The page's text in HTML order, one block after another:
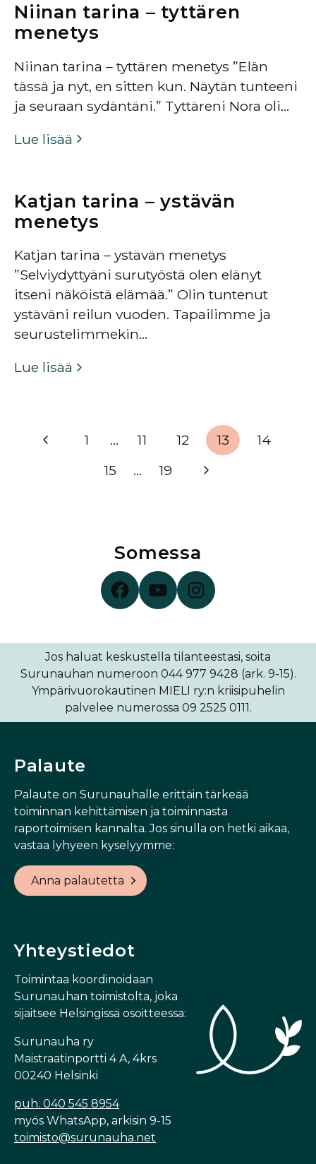
Niinan tarina – tyttären
menetys
Niinan tarina – tyttären menetys ”Elän
tässä ja nyt, en sitten kun. Näytän tunteeni
ja seuraan sydäntäni.” Tyttäreni Nora oli…
Lue lisää
Katjan tarina – ystävän
menetys
Katjan tarina – ystävän menetys
”Selviydyttyäni surutyöstä olen elänyt
itseni näköistä elämää.” Olin tuntenut
ystäväni reilun vuoden. Tapailimme ja
seurustelimmekin…
Lue lisää
Sivunavigointi
1 … 11 12 13
14
15
…
19
Somessa
Surunauha Facebookissa
Surunauha YouTubessa
Surunauha Instagramissa
Jos haluat keskustella tilanteestasi, soita
Surunauhan numeroon 044 977 9428 (ark. 9-15).
Ympärivuorokautinen MIELI ry:n kriisipuhelin
palvelee numerossa 09 2525 0111.
Palaute
Palaute on Surunauhalle erittäin tärkeää
toiminnan kehittämisen ja toiminnasta
raportoimisen kannalta. Jos sinulla on hetki aikaa,
vastaa lyhyeen kyselyymme:
Anna palautetta
Yhteystiedot
Toimintaa koordinoidaan
Surunauhan toimistolta, joka
sijaitsee Helsingissä osoitteessa:
Surunauha ry
Maistraatinportti 4 A, 4krs
00240 Helsinki
puh. 040 545 8954
myös WhatsApp, arkisin 9-15
toimisto@surunauha.net